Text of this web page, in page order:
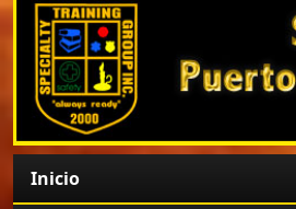
Inicio